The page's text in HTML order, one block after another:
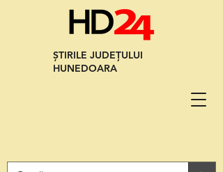
ȘTIRILE JUDEȚULUI
HUNEDOARA